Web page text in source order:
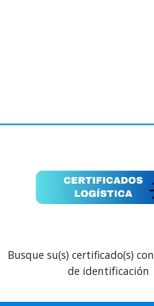
Busque su(s) certificado(s) con
de identificación